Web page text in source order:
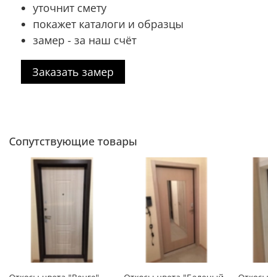
уточнит смету
покажет каталоги и образцы
замер - за наш счёт
Заказать замер
Сопутствующие товары